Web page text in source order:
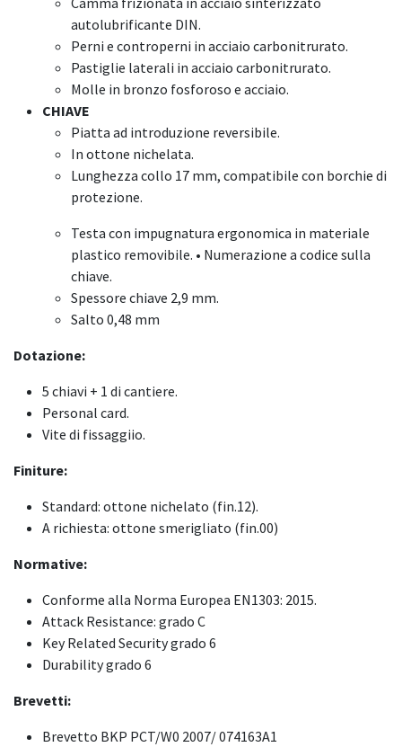
autolubrificante DIN.
Perni e controperni in acciaio carbonitrurato.
Pastiglie laterali in acciaio carbonitrurato.
Molle in bronzo fosforoso e acciaio.
CHIAVE
Piatta ad introduzione reversibile.
In ottone nichelata.
Lunghezza collo 17 mm, compatibile con borchie di
protezione.
Testa con impugnatura ergonomica in materiale
plastico removibile. • Numerazione a codice sulla
chiave.
Spessore chiave 2,9 mm.
Salto 0,48 mm
Dotazione:
5 chiavi + 1 di cantiere.
Personal card.
Vite di fissaggiio.
Finiture:
Standard: ottone nichelato (fin.12).
A richiesta: ottone smerigliato (fin.00)
Normative:
Conforme alla Norma Europea EN1303: 2015.
Attack Resistance: grado C
Key Related Security grado 6
Durability grado 6
Brevetti:
Brevetto BKP PCT/W0 2007/ 074163A1